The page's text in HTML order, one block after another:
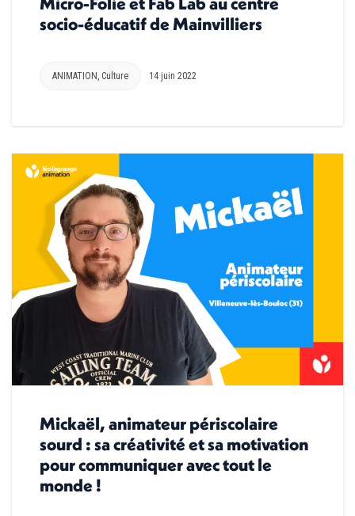
socio-éducatif de Mainvilliers
ANIMATION , Culture 14 juin 2022
Mickaël, animateur périscolaire
sourd : sa créativité et sa motivation
pour communiquer avec tout le
monde !